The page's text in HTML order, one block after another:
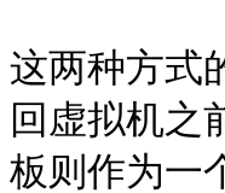
这两种方式
回虚拟机之
板则作为一